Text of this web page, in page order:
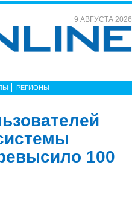
9 АВГУСТА 2026
РЕГИОНЫ
100